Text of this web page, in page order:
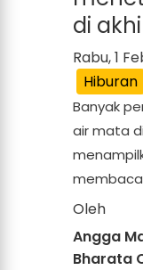
di
Rabu, 1
Hiburan
Banyak
air mata
Oleh
Angga
Bharata